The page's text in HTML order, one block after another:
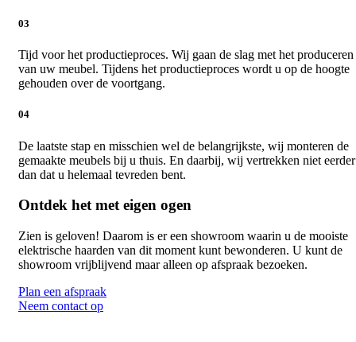
03
Tijd voor het productieproces. Wij gaan de slag met het produceren
van uw meubel. Tijdens het productieproces wordt u op de hoogte
gehouden over de voortgang.
04
De laatste stap en misschien wel de belangrijkste, wij monteren de
gemaakte meubels bij u thuis. En daarbij, wij vertrekken niet eerder
dan dat u helemaal tevreden bent.
Ontdek het met eigen ogen
Zien is geloven! Daarom is er een showroom waarin u de mooiste
elektrische haarden van dit moment kunt bewonderen. U kunt de
showroom vrijblijvend maar alleen op afspraak bezoeken.
Plan een afspraak
Neem contact op